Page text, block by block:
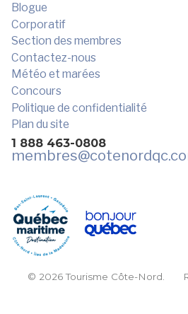
Blogue
Corporatif
Section des membres
Contactez-nous
Météo et marées
Concours
Politique de confidentialité
Plan du site
1 888 463-0808
membres
© 2026 Tourisme Côte-Nord.